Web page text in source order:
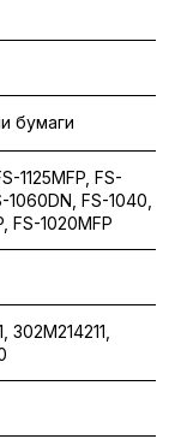
бумаги
1125MFP, FS-
1060DN, FS-1040,
FS-1020MFP
302M214211,